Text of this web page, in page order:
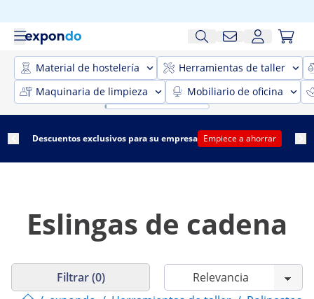
Material de hostelería
Herramientas de taller
Maquinaria de limpieza
Mobiliario de oficina
Descuentos exclusivos para su empresa Empiece a ahorrar
Eslingas de cadena
Filtrar (0)